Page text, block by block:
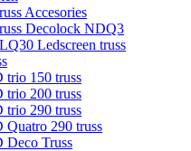
Accesories
Decolock NDQ3
Ledscreen truss
trio 150 truss
trio 200 truss
trio 290 truss
Quatro 290 truss
Deco Truss